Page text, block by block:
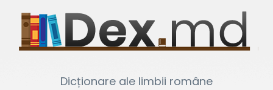
Dicționare ale limbii române